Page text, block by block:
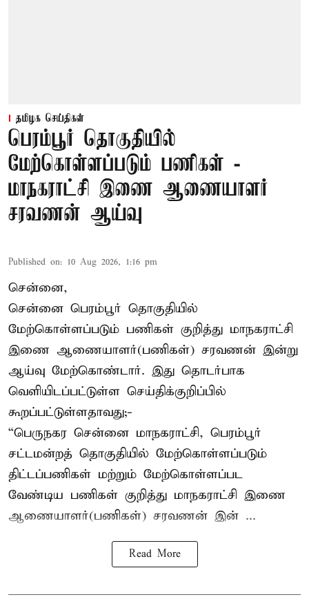
தமிழக செய்திகள்
பெரம்பூர் தொகுதியில்
மேற்கொள்ளப்படும் பணிகள் -
மாநகராட்சி இணை ஆணையாளர்
சரவணன் ஆய்வு
Published on: 10 Aug 2026, 1:16 pm
சென்னை,
சென்னை பெரம்பூர் தொகுதியில்
மேற்கொள்ளப்படும் பணிகள் குறித்து மாநகராட்சி
இணை ஆணையாளர்(பணிகள்) சரவணன் இன்று
ஆய்வு மேற்கொண்டார். இது தொடர்பாக
வெளியிடப்பட்டுள்ள செய்திக்குறிப்பில்
கூறப்பட்டுள்ளதாவது;-
“பெருநகர சென்னை மாநகராட்சி, பெரம்பூர்
சட்டமன்றத் தொகுதியில் மேற்கொள்ளப்படும்
திட்டப்பணிகள் மற்றும் மேற்கொள்ளப்பட
வேண்டிய பணிகள் குறித்து மாநகராட்சி இணை
ஆணையாளர்(பணிகள்) சரவணன் இன் ...
Read More